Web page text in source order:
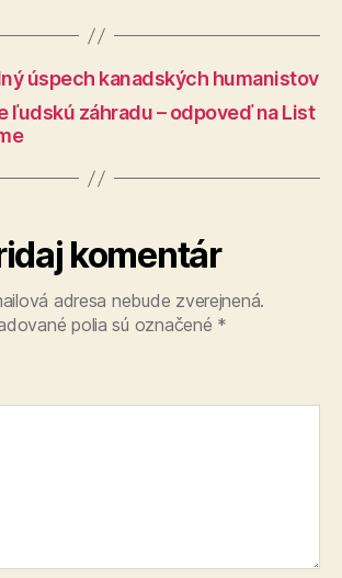
úspech kanadských humanistov
ľudskú záhradu – odpoveď na List
komentár
adresa nebude zverejnená.
polia sú označené *